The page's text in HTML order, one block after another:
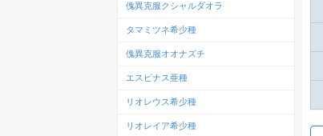
傀異克服クシャルダオラ
タマミツネ希少種
傀異克服オオナズチ
エスピナス亜種
リオレウス希少種
リオレイア希少種